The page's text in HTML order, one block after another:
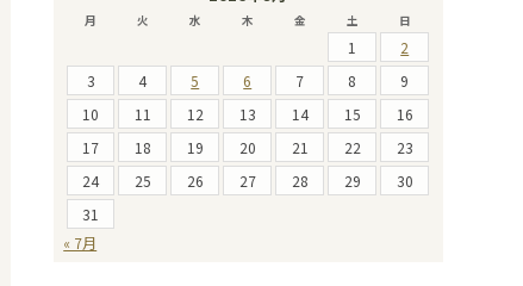
月 火 水 木 金 土 日
1
2
3
4 5 6 7 8
9
10
11 12 13 14 15
16
17
18 19 20 21 22
23
24
25 26 27 28 29
30
31
« 7月